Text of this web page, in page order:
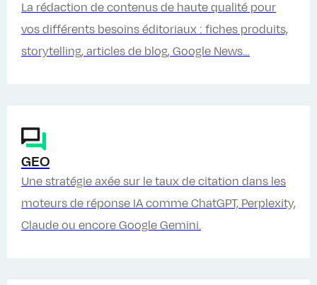
La rédaction de contenus de haute qualité pour
vos différents besoins éditoriaux : fiches produits,
storytelling, articles de blog, Google News…
GEO
Une stratégie axée sur le taux de citation dans les
moteurs de réponse IA comme ChatGPT, Perplexity,
Claude ou encore Google Gemini.